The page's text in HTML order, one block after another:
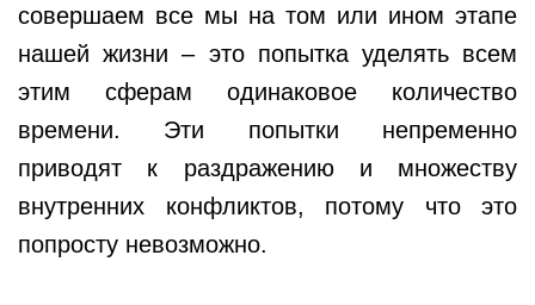
совершаем все мы на том или ином этапе
нашей жизни – это попытка уделять всем
этим сферам одинаковое количество
времени. Эти попытки непременно
приводят к раздражению и множеству
внутренних конфликтов, потому что это
попросту невозможно.